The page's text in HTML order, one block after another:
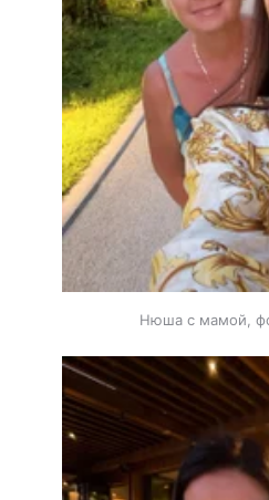
Нюша с мамой,